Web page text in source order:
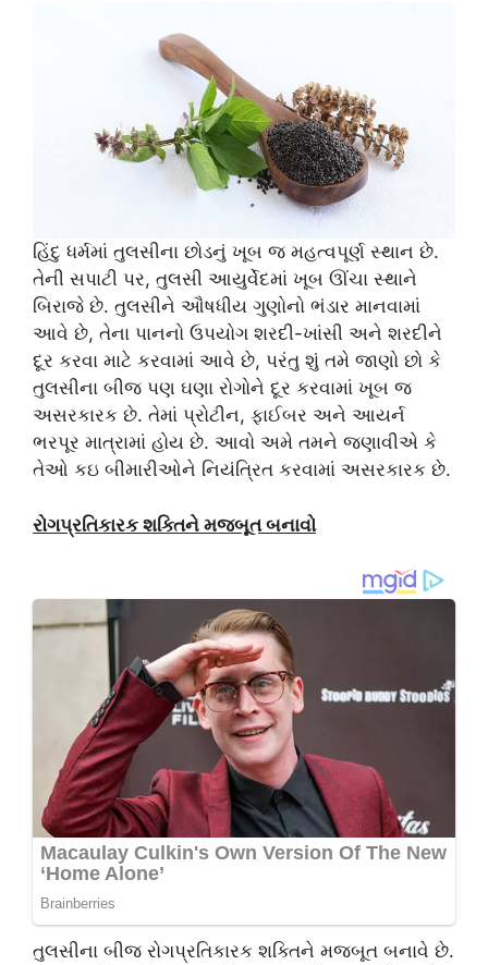
હિંદુ ધર્મમાં તુલસીના છોડનું ખૂબ જ મહત્વપૂર્ણ સ્થાન છે.
તેની સપાટી પર, તુલસી આયુર્વેદમાં ખૂબ ઊંચા સ્થાને
બિરાજે છે. તુલસીને ઔષધીય ગુણોનો ભંડાર માનવામાં
આવે છે, તેના પાનનો ઉપયોગ શરદી-ખાંસી અને શરદીને
દૂર કરવા માટે કરવામાં આવે છે, પરંતુ શું તમે જાણો છો કે
તુલસીના બીજ પણ ઘણા રોગોને દૂર કરવામાં ખૂબ જ
અસરકારક છે. તેમાં પ્રોટીન, ફાઈબર અને આયર્ન
ભરપૂર માત્રામાં હોય છે. આવો અમે તમને જણાવીએ કે
તેઓ કઇ બીમારીઓને નિયંત્રિત કરવામાં અસરકારક છે.
રોગપ્રતિકારક શક્તિને મજબૂત બનાવો
તુલસીના બીજ રોગપ્રતિકારક શક્તિને મજબૂત બનાવે છે.